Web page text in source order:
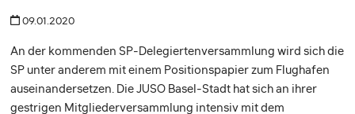
09.01.2020
An der kommenden SP-Delegiertenversammlung wird sich die
SP unter anderem mit einem Positionspapier zum Flughafen
auseinandersetzen. Die JUSO Basel-Stadt hat sich an ihrer
gestrigen Mitgliederversammlung intensiv mit dem